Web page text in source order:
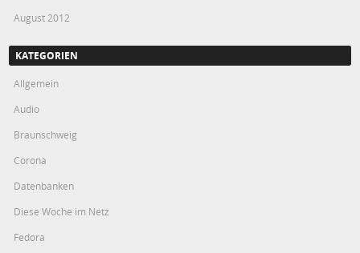
August 2012
KATEGORIEN
Allgemein
Audio
Braunschweig
Corona
Datenbanken
Diese Woche im Netz
Fedora